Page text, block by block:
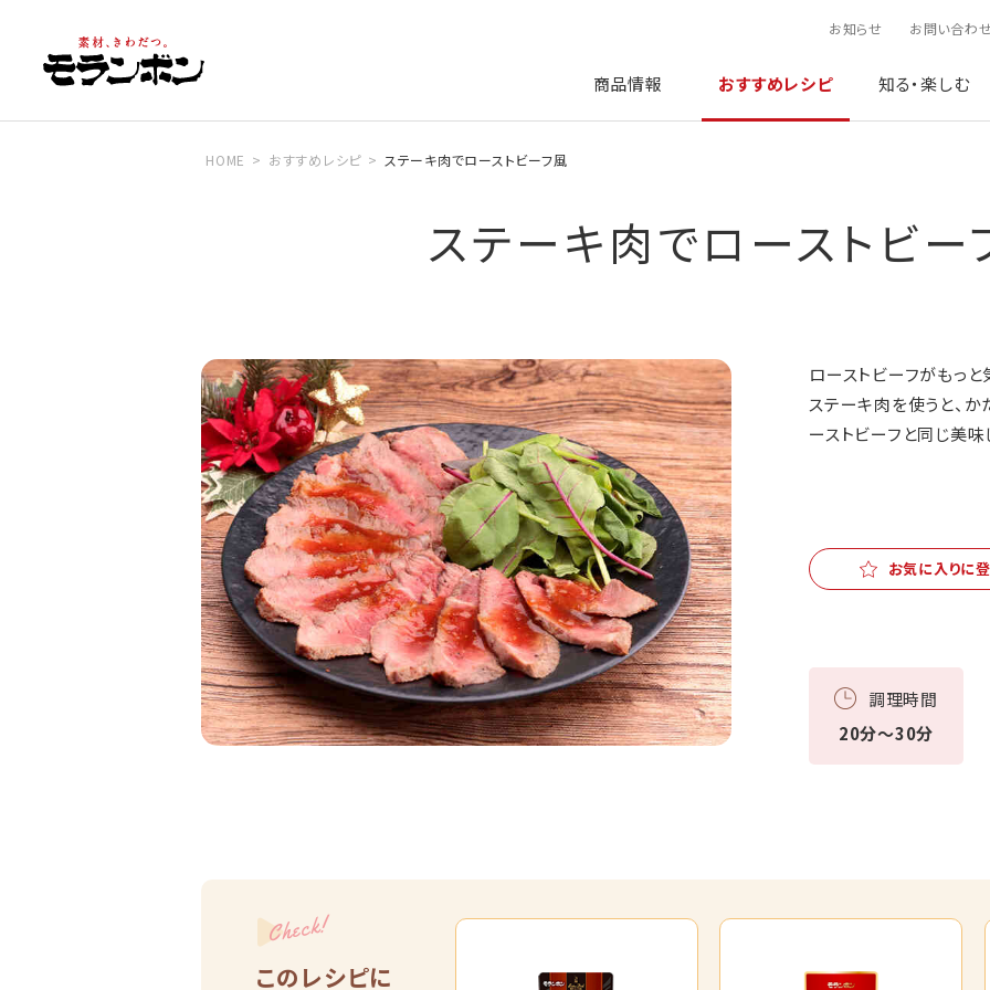
お知らせ お問い合わ
商品情報 おすすめレシピ 知る・楽しむ
HOME おすすめレシピ ステーキ肉でローストビーフ風
ステーキ肉でローストビー
ローストビーフがもっ
ステーキ肉を使うと、
ーストビーフと同じ美味
お気に入りに
調理時間
20分～30分
Check!
このレシピに